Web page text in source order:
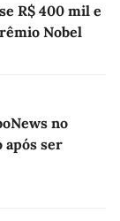
R$ 400 mil e
Nobel
no
após ser